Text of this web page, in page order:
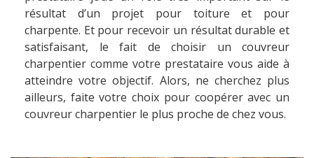
résultat d’un projet pour toiture et pour
charpente. Et pour recevoir un résultat durable et
satisfaisant, le fait de choisir un couvreur
charpentier comme votre prestataire vous aide à
atteindre votre objectif. Alors, ne cherchez plus
ailleurs, faite votre choix pour coopérer avec un
couvreur charpentier le plus proche de chez vous.